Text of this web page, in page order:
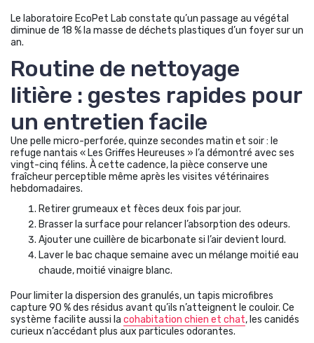
Le laboratoire EcoPet Lab constate qu’un passage au végétal
diminue de 18 % la masse de déchets plastiques d’un foyer sur un
an.
Routine de nettoyage
litière : gestes rapides pour
un entretien facile
Une pelle micro-perforée, quinze secondes matin et soir : le
refuge nantais « Les Griffes Heureuses » l’a démontré avec ses
vingt-cinq félins. À cette cadence, la pièce conserve une
fraîcheur perceptible même après les visites vétérinaires
hebdomadaires.
Retirer grumeaux et fèces deux fois par jour.
Brasser la surface pour relancer l’absorption des odeurs.
Ajouter une cuillère de bicarbonate si l’air devient lourd.
Laver le bac chaque semaine avec un mélange moitié eau
chaude, moitié vinaigre blanc.
Pour limiter la dispersion des granulés, un tapis microfibres
capture 90 % des résidus avant qu’ils n’atteignent le couloir. Ce
système facilite aussi la cohabitation chien et chat, les canidés
curieux n’accédant plus aux particules odorantes.